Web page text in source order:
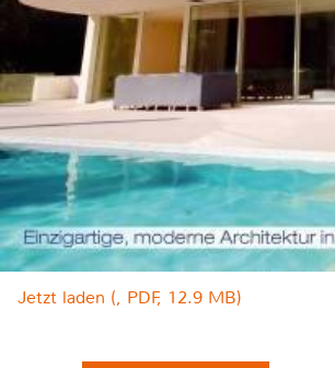
Jetzt laden (, PDF, 12.9 MB)